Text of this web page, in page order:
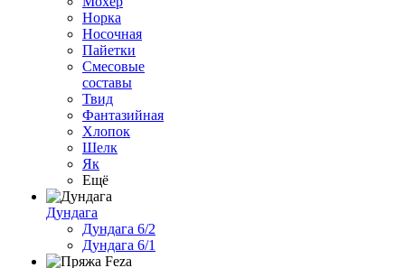
Норка
Носочная
Пайетки
Смесовые
составы
Твид
Фантазийная
Хлопок
Шелк
Як
Ещё
Дундага
Дундага 6/2
Дундага 6/1